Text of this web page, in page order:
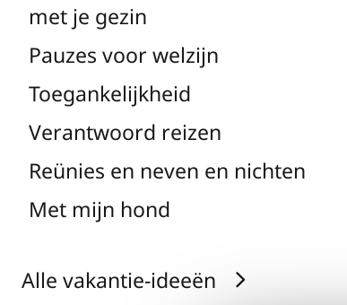
met je gezin
Pauzes voor welzijn
Toegankelijkheid
Verantwoord reizen
Reünies en neven en nichten
Met mijn hond
Alle vakantie-ideeën